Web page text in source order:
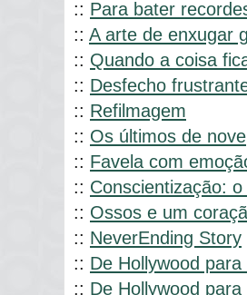
:: Para bater
:: A arte de enxugar
:: Quando a coisa
:: Desfecho
:: Refilmagem
:: Os últimos de nove
:: Favela com
:: Conscientização:
:: Ossos e um
:: NeverEnding Story
:: De Hollywood
:: De Hollywood